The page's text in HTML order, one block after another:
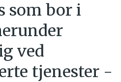
som bor i
ved
tjenester -